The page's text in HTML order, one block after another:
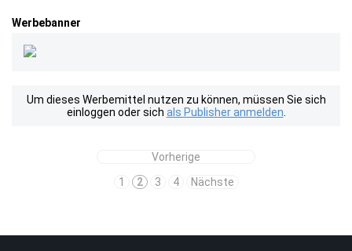
Werbebanner
Um dieses Werbemittel nutzen zu können, müssen Sie sich
einloggen oder sich als Publisher anmelden
Vorherige
1
2 3 4 Nächste